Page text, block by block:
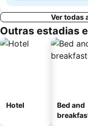
Ver todas
Outras estadias
Hotel
Bed and